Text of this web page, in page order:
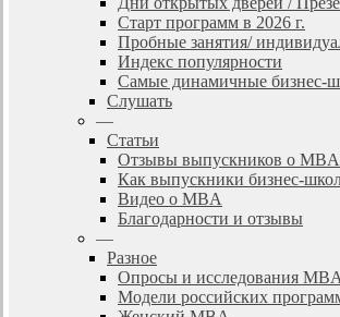
Старт программ в 2026 г.
Пробные занятия/
Индекс популярности
Самые динамичные бизнес-
Слушать
—
Статьи
Отзывы выпускников о MBA
Как выпускники бизнес-
Видео о MBA
Благодарности и отзывы
—
Разное
Опросы и исследования MBA
Модели российских